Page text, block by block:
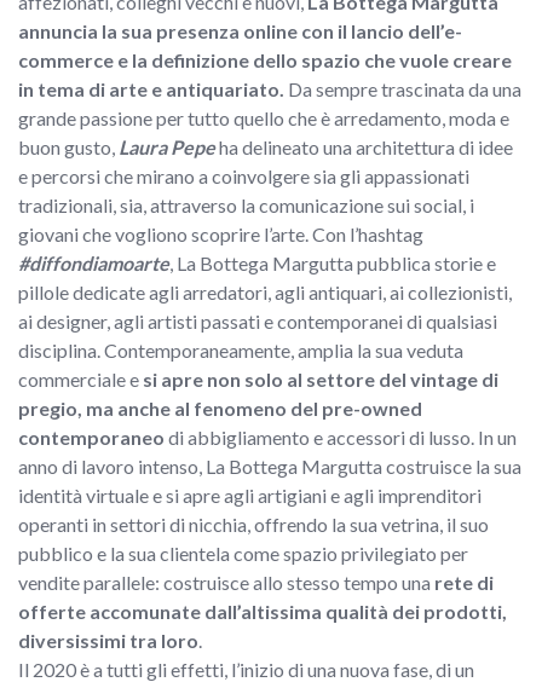
annuncia la sua presenza online con il lancio dell’e-
commerce e la definizione dello spazio che vuole creare
in tema di arte e antiquariato. Da sempre trascinata da una
grande passione per tutto quello che è arredamento, moda e
buon gusto, Laura Pepeha delineato una architettura di idee
e percorsi che mirano a coinvolgere sia gli appassionati
tradizionali, sia, attraverso la comunicazione sui social, i
giovani che vogliono scoprire l’arte. Con l’hashtag
#diffondiamoarte, La Bottega Margutta pubblica storie e
pillole dedicate agli arredatori, agli antiquari, ai collezionisti,
ai designer, agli artisti passati e contemporanei di qualsiasi
disciplina. Contemporaneamente, amplia la sua veduta
commerciale e si apre non solo al settore del vintage di
pregio, ma anche al fenomeno del pre-owned
contemporaneo di abbigliamento e accessori di lusso. In un
anno di lavoro intenso, La Bottega Margutta costruisce la sua
identità virtuale e si apre agli artigiani e agli imprenditori
operanti in settori di nicchia, offrendo la sua vetrina, il suo
pubblico e la sua clientela come spazio privilegiato per
vendite parallele: costruisce allo stesso tempo una rete di
offerte accomunate dall’altissima qualità dei prodotti,
diversissimi tra loro.
Il 2020 è a tutti gli effetti, l’inizio di una nuova fase, di un